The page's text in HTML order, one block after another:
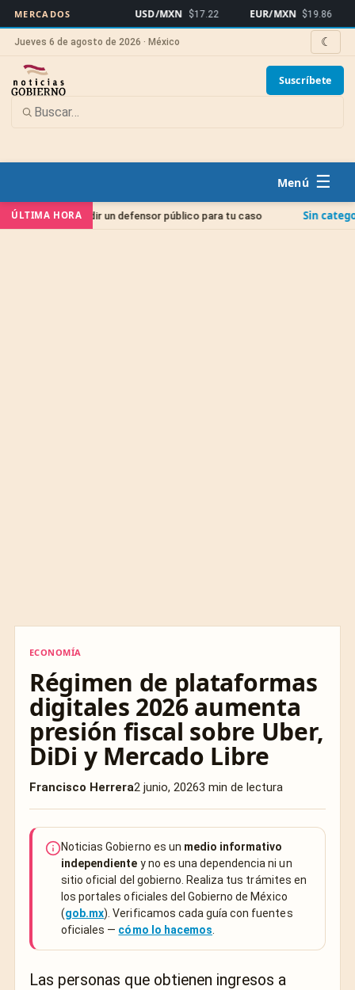
MERCADOS USD/MXN $17.22 EUR/MXN $19.86
Jueves 6 de agosto de 2026 · México ☾
Suscríbete
☰
ÚLTIMA HORA
pedir un defensor público para tu caso Sin categoríaJuicio
ECONOMÍA
Régimen de plataformas
digitales 2026 aumenta
presión fiscal sobre Uber,
DiDi y Mercado Libre
Francisco Herrera2 junio, 20263 min de lectura
Noticias Gobierno es un medio informativo
independiente y no es una dependencia ni un
sitio oficial del gobierno. Realiza tus trámites en
los portales oficiales del Gobierno de México
(gob.mx). Verificamos cada guía con fuentes
oficiales — cómo lo hacemos
Las personas que obtienen ingresos a